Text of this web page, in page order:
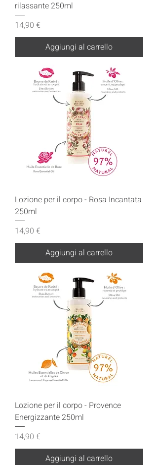
rilassante 250ml
Prezzo
14,90 €
Aggiungi al carrello
Lozione per il corpo - Rosa Incantata
250ml
Prezzo
14,90 €
Aggiungi al carrello
Lozione per il corpo - Provence
Energizzante 250ml
Prezzo
14,90 €
Aggiungi al carrello